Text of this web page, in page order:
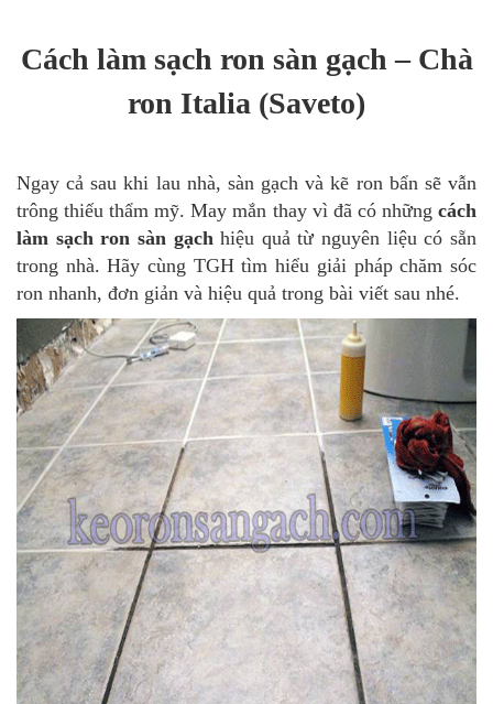
Cách làm sạch ron sàn gạch – Chà
ron Italia (Saveto)
Ngay cả sau khi lau nhà, sàn gạch và kẽ ron bẩn sẽ vẫn
trông thiếu thẩm mỹ. May mắn thay vì đã có những cách
làm sạch ron sàn gạchhiệu quả từ nguyên liệu có sẵn
trong nhà. Hãy cùng TGH tìm hiểu giải pháp chăm sóc
ron nhanh, đơn giản và hiệu quả trong bài viết sau nhé.